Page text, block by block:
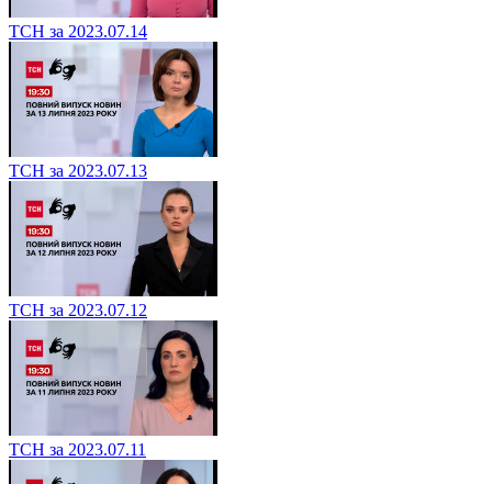
ТСН за 2023.07.14
ТСН за 2023.07.13
ТСН за 2023.07.12
ТСН за 2023.07.11